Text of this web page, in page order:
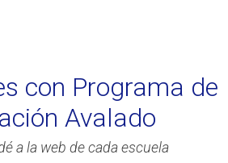
con Programa de
Avalado
a la web de cada escuela